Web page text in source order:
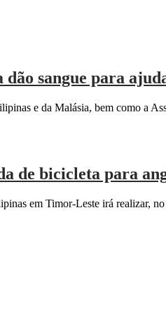
sangue para
e da Malásia, bem como a
de bicicleta para
em Timor-Leste irá realizar,